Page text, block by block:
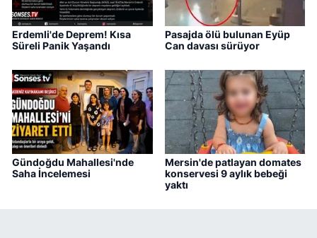
Erdemli'de Deprem! Kısa
Süreli Panik Yaşandı
Pasajda ölü bulunan Eyüp
Can davası sürüyor
Gündoğdu Mahallesi'nde
Saha İncelemesi
Mersin'de patlayan domates
konservesi 9 aylık bebeği
yaktı